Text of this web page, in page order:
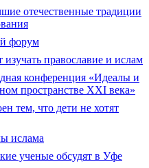
отечественные традиции
форум
православие и ислам
конференция «Идеалы и
пространстве XXI века»
тем, что дети не хотят
ислама
ученые обсудят в Уфе